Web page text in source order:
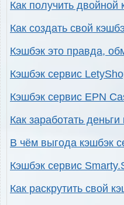
Как получить двойной
Как создать свой
Кэшбэк это правда,
Кэшбэк сервис
Кэшбэк сервис EPN
Как заработать
В чём выгода кэшбэк
Кэшбэк сервис
Как раскрутить свой